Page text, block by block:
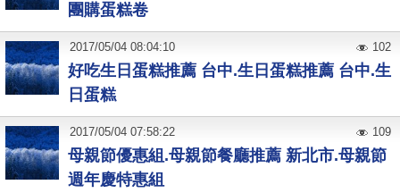
團購蛋糕卷
好吃生日蛋糕推薦 台中.生日蛋糕推薦 台中.生
日蛋糕
2017/05/04 08:04:10 102
母親節優惠組.母親節餐廳推薦 新北市.母親節
週年慶特惠組
2017/05/04 07:58:22 109